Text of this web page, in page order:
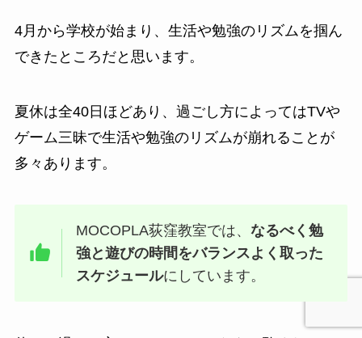
4月から学校が始まり、生活や勉強のリズムを掴ん
できたところだと思います。
夏休は全40日ほどあり、過ごし方によってはTVや
ゲーム三昧で生活や勉強のリズムが崩れることが
多々あります。
MOCOPLA荻窪教室では、なるべく勉
強と遊びの時間をバランスよく取った
スケジュールにしています。